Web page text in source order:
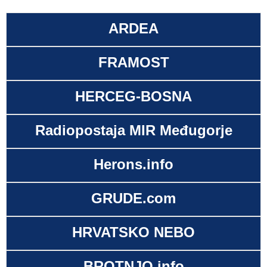
ARDEA
FRAMOST
HERCEG-BOSNA
Radiopostaja MIR Međugorje
Herons.info
GRUDE.com
HRVATSKO NEBO